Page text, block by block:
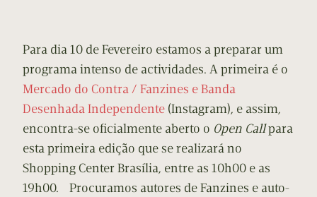
Para dia 10 de Fevereiro estamos a preparar um
programa intenso de actividades. A primeira é o
Mercado do Contra / Fanzines e Banda
Desenhada Independente (Instagram), e assim,
encontra-se oficialmente aberto o Open Callpara
esta primeira edição que se realizará no
Shopping Center Brasília, entre as 10h00 e as
19h00. Procuramos autores de Fanzines e auto-